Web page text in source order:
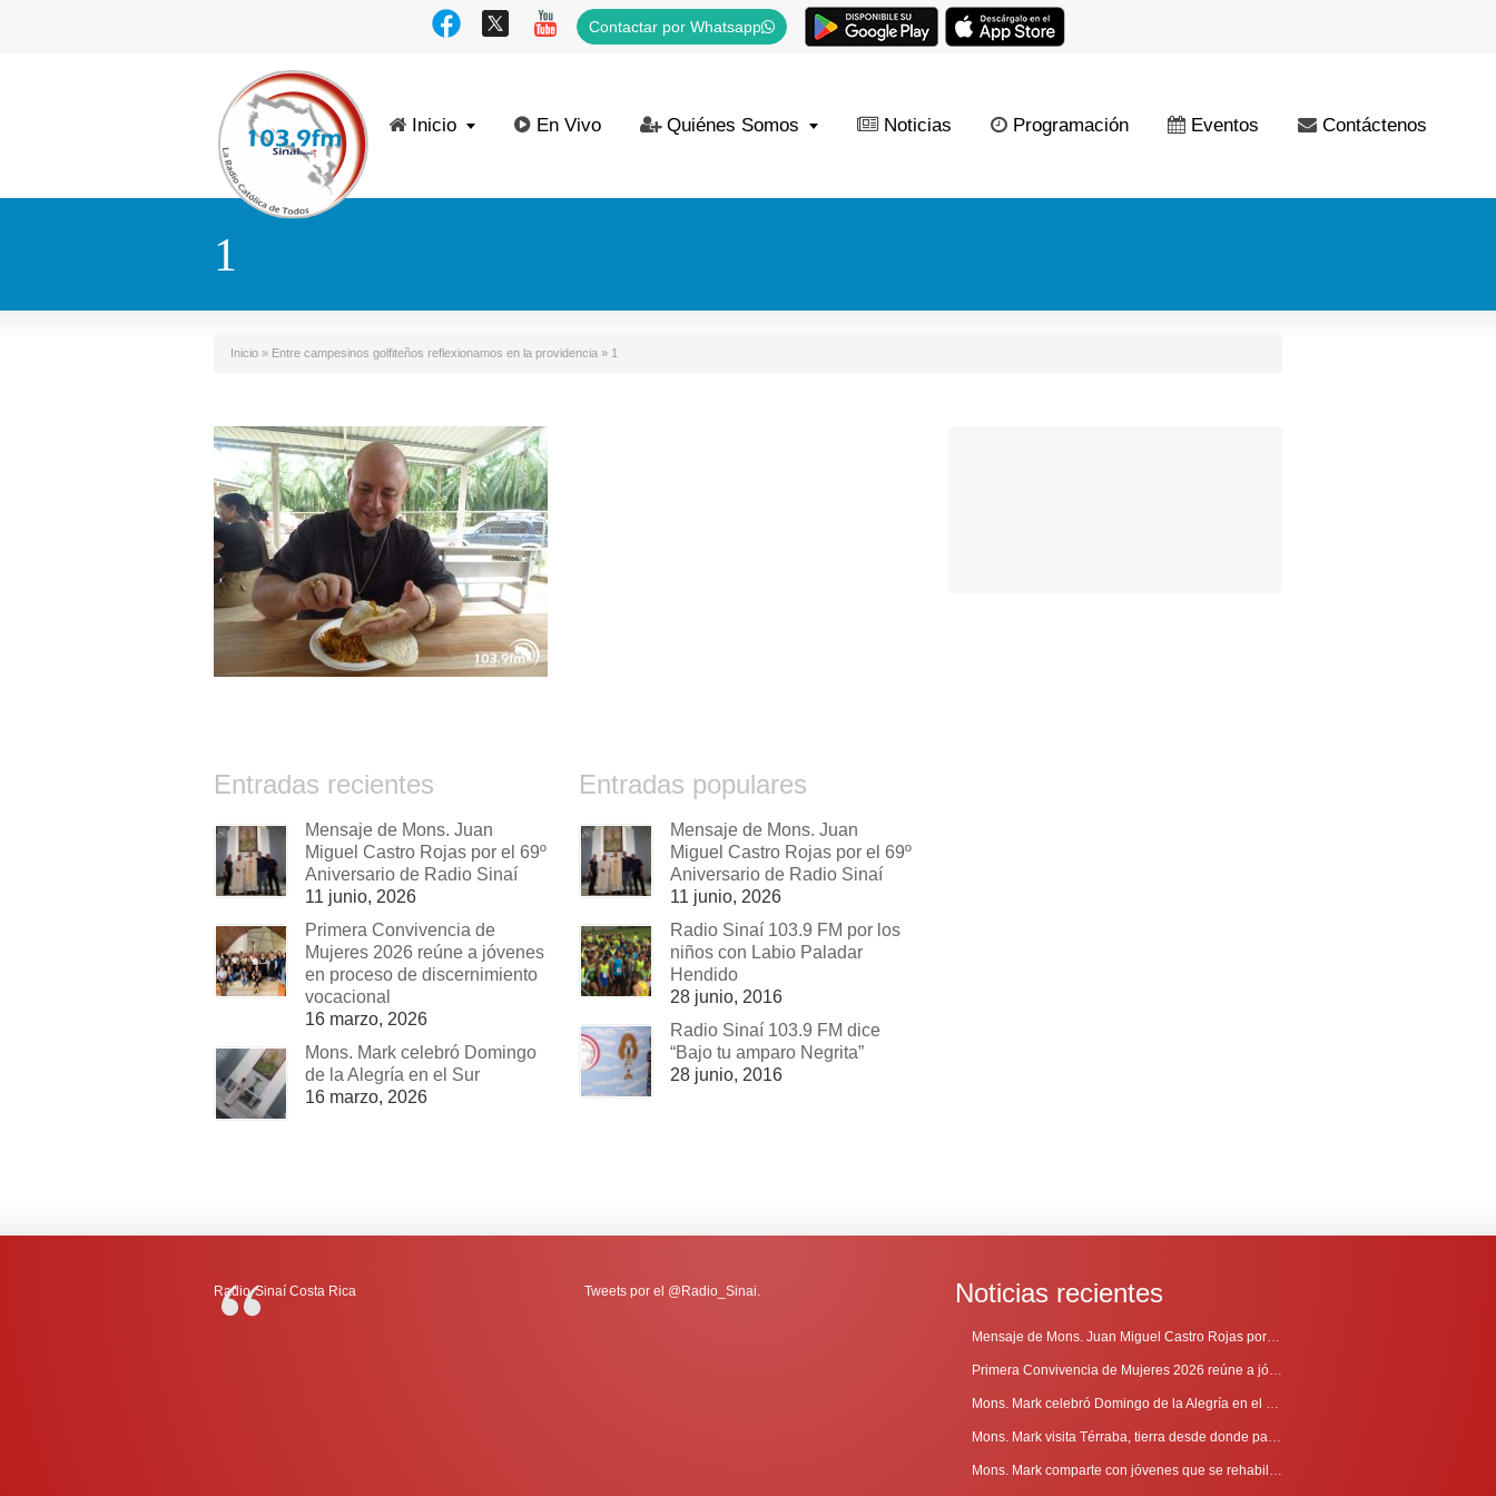
Contactar por Whatsapp
Inicio En Vivo Quiénes Somos Noticias Programación Eventos Contáctenos
1
Inicio » Entre campesinos golfiteños reflexionamos en la providencia » 1
Entradas recientes
Mensaje de Mons. Juan
Miguel Castro Rojas por el 69º
Aniversario de Radio Sinaí
11 junio, 2026
Primera Convivencia de
Mujeres 2026 reúne a jóvenes
en proceso de discernimiento
vocacional
16 marzo, 2026
Mons. Mark celebró Domingo
de la Alegría en el Sur
16 marzo, 2026
Entradas populares
Mensaje de Mons. Juan
Miguel Castro Rojas por el 69º
Aniversario de Radio Sinaí
11 junio, 2026
Radio Sinaí 103.9 FM por los
niños con Labio Paladar
Hendido
28 junio, 2016
Radio Sinaí 103.9 FM dice
“Bajo tu amparo Negrita”
28 junio, 2016
Radio-Sinaí Costa Rica Tweets por el @Radio_Sinai. Noticias recientes
Mensaje de Mons. Juan Miguel Castro Rojas por el 69º Aniversario de Radio Sinaí
Primera Convivencia de Mujeres 2026 reúne a jóvenes en proceso de discernimiento vocacional
Mons. Mark celebró Domingo de la Alegría en el Sur
Mons. Mark visita Térraba, tierra desde donde parte la evangelización
Mons. Mark comparte con jóvenes que se rehabilitan en Comunidad Cenáculo